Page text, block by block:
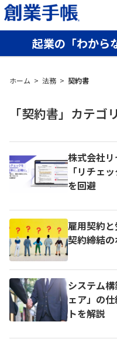
起業の「わから
ホーム > 法務 > 契約書
「契約書」カテゴ
株式会社
「リチェ
を回避
雇用契約
契約締結
システム
ェア」の
トを解説